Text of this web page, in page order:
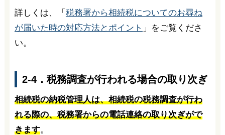
詳しくは、「 税務署から相続税についてのお尋ね
が届いた時の対応方法とポイント 」をご覧くださ
い。
2-4．税務調査が行われる場合の取り次ぎ
相続税の納税管理人は、相続税の税務調査が行わ
れる際の、税務署からの電話連絡の取り次ぎがで
きます。